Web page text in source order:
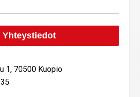
Yhteystiedot
1, 70500 Kuopio